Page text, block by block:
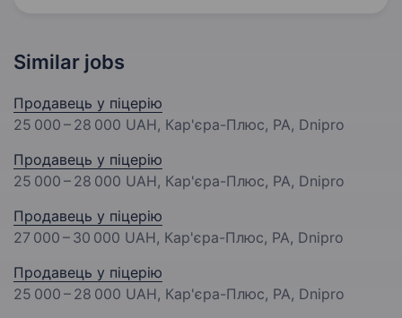
Similar jobs
Продавець у піцерію
25 000 – 28 000 UAH, Кар'єра-Плюс, РА, Dnipro
Продавець у піцерію
25 000 – 28 000 UAH, Кар'єра-Плюс, РА, Dnipro
Продавець у піцерію
27 000 – 30 000 UAH, Кар'єра-Плюс, РА, Dnipro
Продавець у піцерію
25 000 – 28 000 UAH, Кар'єра-Плюс, РА, Dnipro